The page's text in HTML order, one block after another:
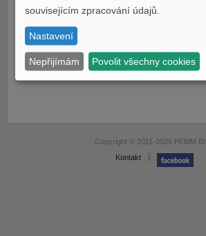
CENA
49.990 Kč
Copyright © 2011-2026 PEMM
Kontakt
souvisejícím zpracování údajů.
Nastavení
Nepřijímám Povolit všechny cookies